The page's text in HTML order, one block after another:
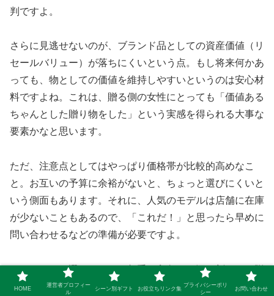
判ですよ。
さらに見逃せないのが、ブランド品としての資産価値（リ
セールバリュー）が落ちにくいという点。もし将来何かあ
っても、物としての価値を維持しやすいというのは安心材
料ですよね。これは、贈る側の女性にとっても「価値ある
ちゃんとした贈り物をした」という実感を得られる大事な
要素かなと思います。
ただ、注意点としてはやっぱり価格帯が比較的高めなこ
と。お互いの予算に余裕がないと、ちょっと選びにくいと
いう側面もあります。それに、人気のモデルは店舗に在庫
が少ないこともあるので、「これだ！」と思ったら早めに
問い合わせるなどの準備が必要ですよ。
カルティエを選ぶことで、相手の印象にも深く刻まれる贈
り物になります。彼が心を込めて選んでくれた婚約指輪に
HOME
運営者プロフィー
ル
シーン別ギフト お役立ちリンク集
プライバシーポリ
シー
お問い合わせ